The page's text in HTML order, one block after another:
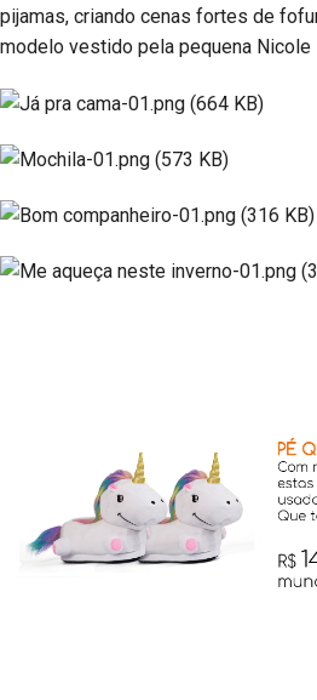
pijamas, criando cenas fortes de
modelo vestido pela pequena Nicole